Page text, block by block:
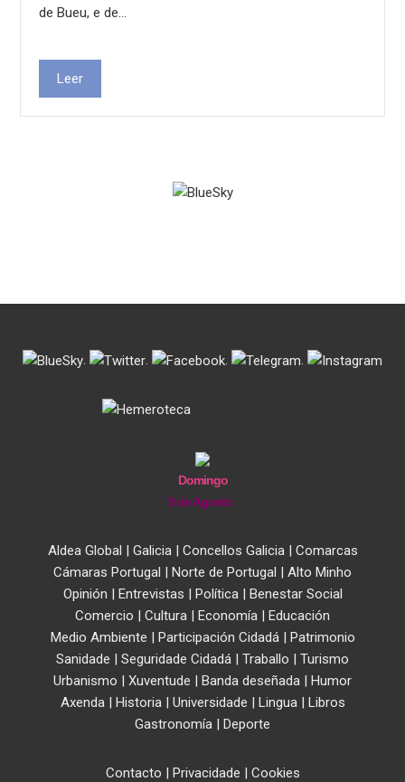
de Bueu, e de…
Leer
. . . .
Domingo
9 de Agosto
Aldea Global | Galicia| Concellos Galicia| Comarcas
Cámaras Portugal | Norte de Portugal | Alto Minho
Opinión | Entrevistas | Política| Benestar Social
Comercio | Cultura | Economía | Educación
Medio Ambiente | Participación Cidadá| Patrimonio
Sanidade | Seguridade Cidadá | Traballo | Turismo
Urbanismo | Xuventude | Banda deseñada | Humor
Axenda| Historia| Universidade | Lingua| Libros
Gastronomía | Deporte
Contacto | Privacidade | Cookies